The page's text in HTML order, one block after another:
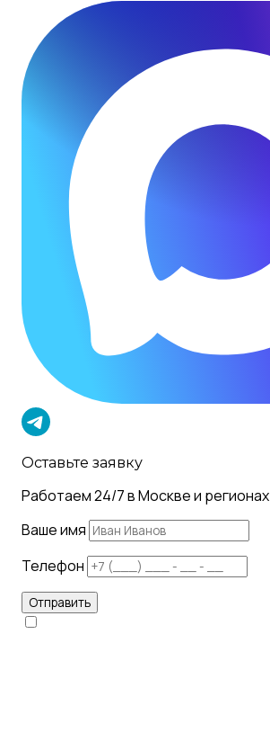
Оставьте заявку
Работаем 24/7 в Москве и регионах
Ваше имя
Телефон
Отправить